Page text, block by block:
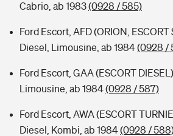
Cabrio, ab 1983(0928 / 585)
Ford Escort, AFD (ORION, ESCORT
Diesel, Limousine, ab 1984(0928 /
Ford Escort, GAA (ESCORT
Limousine, ab 1984(0928 / 587)
Ford Escort, AWA (ESCORT
Diesel, Kombi, ab 1984(0928 /